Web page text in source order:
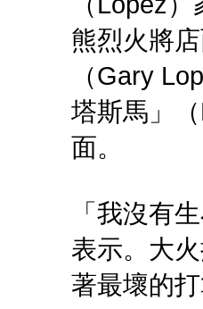
熊烈火將
（Gary
塔斯馬」
面。
「我沒有
表示。大
著最壞的